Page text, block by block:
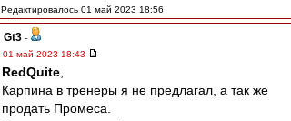
Редактировалось 01 май 2023 18:56
Gt3 -
01 май 2023 18:43
RedQuite
Карпина в тренеры я не предлагал, а так же
продать Промеса.